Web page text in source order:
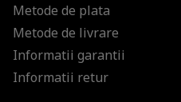
Metode de plata
Metode de livrare
Informatii garantii
Informatii retur